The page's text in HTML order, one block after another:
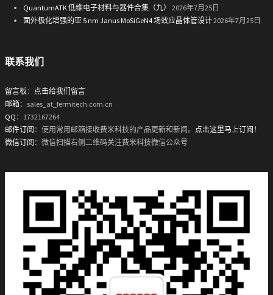
QuantumATK 低维电子材料与器件合集（九）
2026年7月25日
面外极化增强的亚 5 nm Janus MoSiGeN4 场效应晶体管设计2026年7月25日
联系我们
留言板 ： 点击给我们留言
邮箱：sales_at_fermitech.com.cn
QQ ：1732167264
邮件订阅 ：使用常用邮箱接收费米科技的产品更新和新闻。 点击这里马上订阅！
微信订阅 ：微信扫描右侧二维码关注费米科技微信公众号